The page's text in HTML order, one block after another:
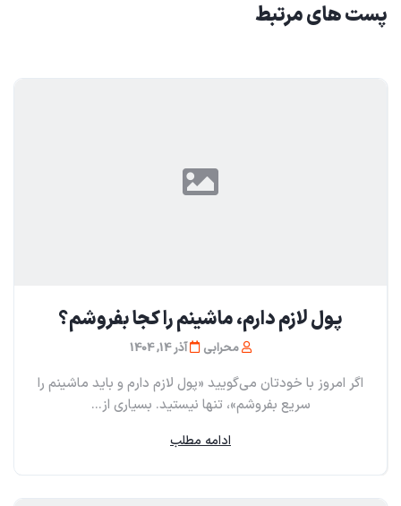
پست های مرتبط
پول لازم دارم، ماشینم را کجا بفروشم؟
محرابی آذر 14, 1404
اگر امروز با خودتان می‌گویید «پول لازم دارم و باید ماشینم را
سریع بفروشم»، تنها نیستید. بسیاری از...
ادامه مطلب